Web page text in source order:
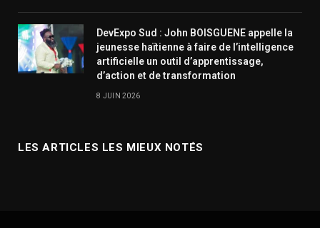
DevExpo Sud : John BOISGUENE appelle la
jeunesse haïtienne à faire de l’intelligence
artificielle un outil d’apprentissage,
d’action et de transformation
8 JUIN 2026
LES ARTICLES LES MIEUX NOTÉS